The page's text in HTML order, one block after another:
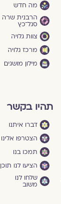
מה חדש
הרבנית שרה
סגל־כץ
צוות גלויה
מרכז גלויה
מילון מושגים
תהיו בקשר
דברו איתנו
הצטרפו אלינו
תמכו בנו
הציעו לנו תוכן
שלחו לנו
משוב